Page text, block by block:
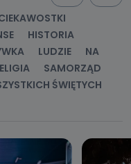
HISTORIA
LUDZIE
NA
SAMORZĄD
ŚWIĘTYCH